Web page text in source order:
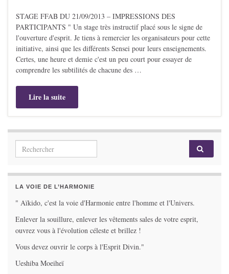
STAGE FFAB DU 21/09/2013 – IMPRESSIONS DES
PARTICIPANTS " Un stage très instructif placé sous le signe de
l'ouverture d'esprit. Je tiens à remercier les organisateurs pour cette
initiative, ainsi que les différents Sensei pour leurs enseignements.
Certes, une heure et demie c'est un peu court pour essayer de
comprendre les subtilités de chacune des …
Lire la suite
Search for:
LA VOIE DE L’HARMONIE
" Aïkido, c'est la voie d'Harmonie entre l'homme et l'Univers.
Enlever la souillure, enlever les vêtements sales de votre esprit,
ouvrez vous à l'évolution céleste et brillez !
Vous devez ouvrir le corps à l'Esprit Divin."
Ueshiba Moeiheï